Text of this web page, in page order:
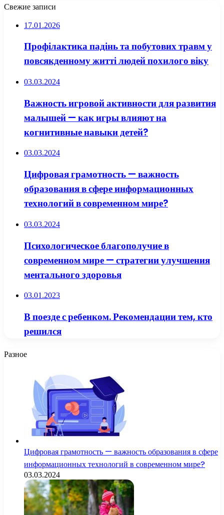
Свежие записи
17.01.2026
Профілактика падінь та побутових травм у
повсякденному житті людей похилого віку
03.03.2024
Важность игровой активности для развития
малышей — как игры влияют на
когнитивные навыки детей?
03.03.2024
Цифровая грамотность — важность
образования в сфере информационных
технологий в современном мире?
03.03.2024
Психологическое благополучие в
современном мире — стратегии улучшения
ментального здоровья
03.01.2023
В поезде с ребенком. Рекомендации тем, кто
решился
Разное
Цифровая грамотность — важность образования в сфере
информационных технологий в современном мире?
03.03.2024